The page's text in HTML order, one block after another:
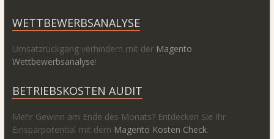
WETTBEWERBSANALYSE
Umsatzrückgang verhindern mit der Magento
Wettbewerbsanalyse!
BETRIEBSKOSTEN AUDIT
Mehr Gewinn am Ende des Monats? Entdecken Sie Ihr
Einsparpotential mit dem Magento Kosten Check.